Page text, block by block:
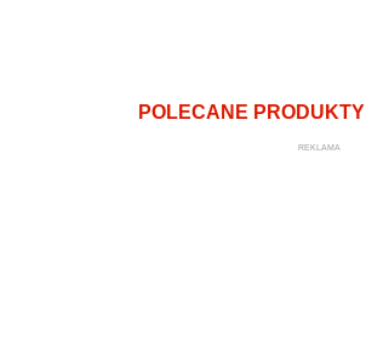
POLECANE PRODUKTY
REKLAMA